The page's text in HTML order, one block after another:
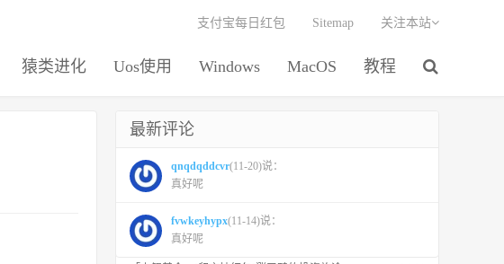
猿类进化 Uos使用 Windows MacOS 教程
支付宝每日红包 Sitemap 关注本站
最新文章
「东莞银行」连续3天咖啡自由，一分钱咖啡继续
「融通基金」【留言红包】创新药板块崛起的十大理由！
「易方达基金」参与公募基金投资者保护状况调查抽红包
「华夏基金」【红包】市场回调时，补仓有没有效果？
最新评论
qnqdqddcvr(11-20)说：
真好呢
fvwkeyhypx(11-14)说：
真好呢